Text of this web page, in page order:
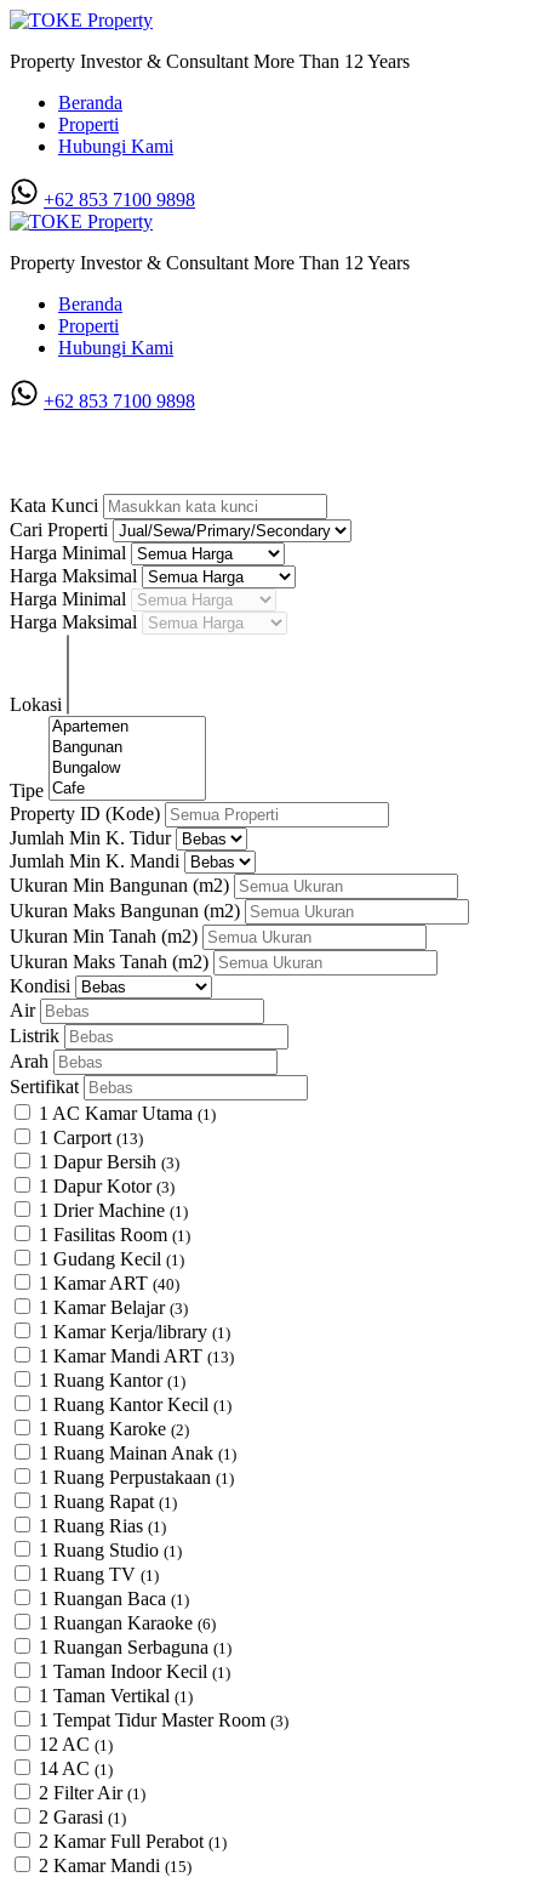
Property Investor & Consultant More Than 12 Years
Beranda
Properti
Hubungi Kami
+62 853 7100 9898‬
Property Investor & Consultant More Than 12 Years
Beranda
Properti
Hubungi Kami
+62 853 7100 9898‬
Kata Kunci
Cari Properti
Harga Minimal
Harga Maksimal
Harga Minimal
Harga Maksimal
Lokasi
Tipe
Property ID (Kode)
Jumlah Min K. Tidur
Jumlah Min K. Mandi
Ukuran Min Bangunan (m2)
Ukuran Maks Bangunan (m2)
Ukuran Min Tanah (m2)
Ukuran Maks Tanah (m2)
Kondisi
Air
Listrik
Arah
Sertifikat
1 AC Kamar Utama (1)
1 Carport (13)
1 Dapur Bersih (3)
1 Dapur Kotor (3)
1 Drier Machine (1)
1 Fasilitas Room (1)
1 Gudang Kecil (1)
1 Kamar ART (40)
1 Kamar Belajar (3)
1 Kamar Kerja/library (1)
1 Kamar Mandi ART (13)
1 Ruang Kantor (1)
1 Ruang Kantor Kecil (1)
1 Ruang Karoke (2)
1 Ruang Mainan Anak (1)
1 Ruang Perpustakaan (1)
1 Ruang Rapat (1)
1 Ruang Rias (1)
1 Ruang Studio (1)
1 Ruang TV (1)
1 Ruangan Baca (1)
1 Ruangan Karaoke (6)
1 Ruangan Serbaguna (1)
1 Taman Indoor Kecil (1)
1 Taman Vertikal (1)
1 Tempat Tidur Master Room (3)
12 AC (1)
14 AC (1)
2 Filter Air (1)
2 Garasi (1)
2 Kamar Full Perabot (1)
2 Kamar Mandi (15)